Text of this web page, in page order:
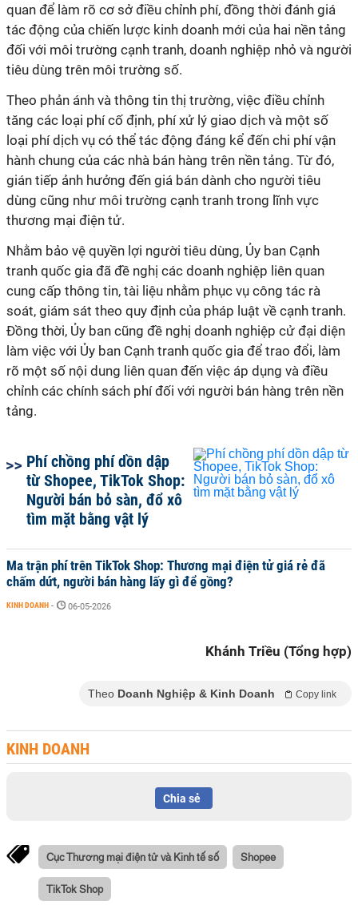
quan để làm rõ cơ sở điều chỉnh phí, đồng thời đánh giá
tác động của chiến lược kinh doanh mới của hai nền tảng
đối với môi trường cạnh tranh, doanh nghiệp nhỏ và người
tiêu dùng trên môi trường số.
Theo phản ánh và thông tin thị trường, việc điều chỉnh
tăng các loại phí cố định, phí xử lý giao dịch và một số
loại phí dịch vụ có thể tác động đáng kể đến chi phí vận
hành chung của các nhà bán hàng trên nền tảng. Từ đó,
gián tiếp ảnh hưởng đến giá bán dành cho người tiêu
dùng cũng như môi trường cạnh tranh trong lĩnh vực
thương mại điện tử.
Nhằm bảo vệ quyền lợi người tiêu dùng, Ủy ban Cạnh
tranh quốc gia đã đề nghị các doanh nghiệp liên quan
cung cấp thông tin, tài liệu nhằm phục vụ công tác rà
soát, giám sát theo quy định của pháp luật về cạnh tranh.
Đồng thời, Ủy ban cũng đề nghị doanh nghiệp cử đại diện
làm việc với Ủy ban Cạnh tranh quốc gia để trao đổi, làm
rõ một số nội dung liên quan đến việc áp dụng và điều
chỉnh các chính sách phí đối với người bán hàng trên nền
tảng.
Phí chồng phí dồn dập
từ Shopee, TikTok Shop:
Người bán bỏ sàn, đổ xô
tìm mặt bằng vật lý
Ma trận phí trên TikTok Shop: Thương mại điện tử giá rẻ đã
chấm dứt, người bán hàng lấy gì để gồng?
KINH DOANH - 06-05-2026
Khánh Triều (Tổng hợp)
Theo Doanh Nghiệp & Kinh Doanh Copy link
KINH DOANH
Chia sẻ
Cục Thương mại điện tử và Kinh tế số Shopee
TikTok Shop